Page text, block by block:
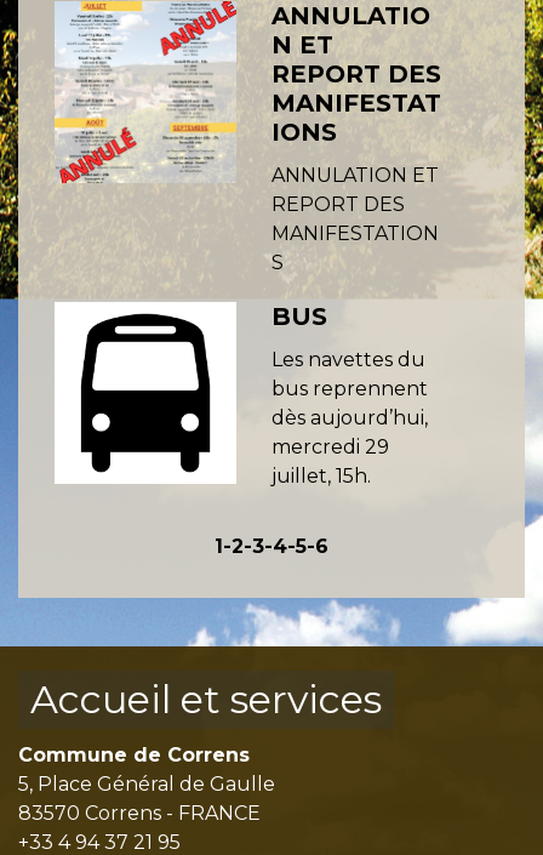
ANNULATIO
N ET
REPORT DES
MANIFESTAT
IONS
ANNULATION ET
REPORT DES
MANIFESTATION
S
BUS
Les navettes du
bus reprennent
dès aujourd’hui,
mercredi 29
juillet, 15h.
1-2-3-4-5-6
Accueil et services
Commune de Correns
5, Place Général de Gaulle
83570 Correns - FRANCE
+33 4 94 37 21 95